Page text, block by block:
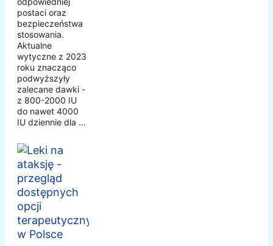
postaci oraz
bezpieczeństwa
stosowania.
Aktualne
wytyczne z 2023
roku znacząco
podwyższyły
zalecane dawki -
z 800-2000 IU
do nawet 4000
IU dziennie dla ...